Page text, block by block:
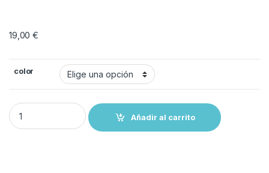
19,00€
color
Patente hélices Spray -MARINE PAINT quantity
Añadir al carrito